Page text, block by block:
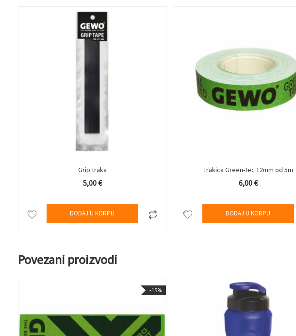
Grip traka
5,00€
DODAJ U KORPU
Trakica Green-Tec 12mm od 5m
6,00€
DODAJ U KORPU
Povezani proizvodi
-15%